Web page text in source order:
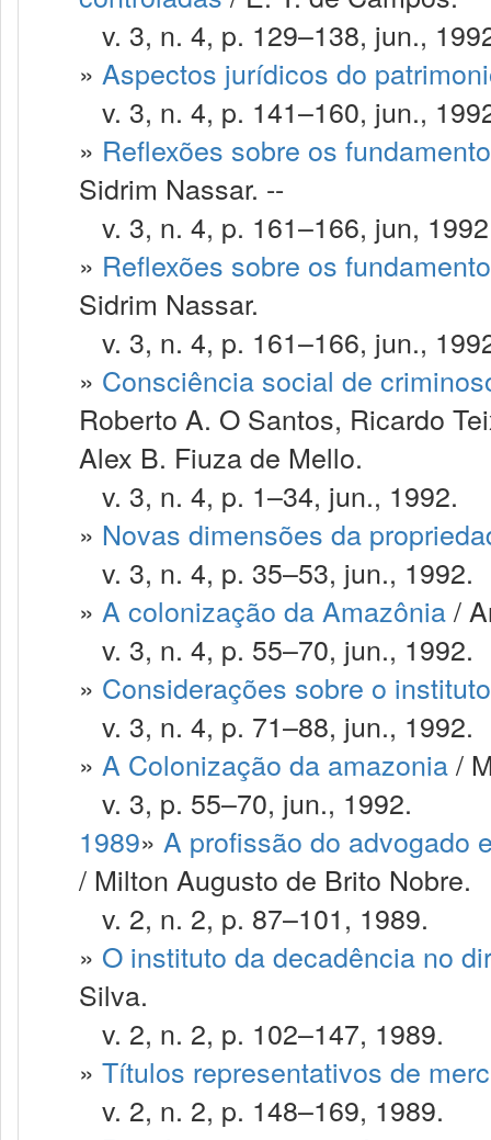
v. 3, n. 4, p. 129–138, jun.,
» Aspectos jurídicos do
v. 3, n. 4, p. 141–160, jun.,
» Reflexões sobre os
Sidrim Nassar. --
v. 3, n. 4, p. 161–166, jun,
» Reflexões sobre os
Sidrim Nassar.
v. 3, n. 4, p. 161–166, jun.,
» Consciência social de
Roberto A. O Santos, Ricardo
Alex B. Fiuza de Mello.
v. 3, n. 4, p. 1–34, jun., 1992.
» Novas dimensões da
v. 3, n. 4, p. 35–53, jun., 1992.
» A colonização da Amazônia/
v. 3, n. 4, p. 55–70, jun., 1992.
» Considerações sobre o
v. 3, n. 4, p. 71–88, jun., 1992.
» A Colonização da amazonia/
v. 3, p. 55–70, jun., 1992.
1989» A profissão do advogado
/ Milton Augusto de Brito Nobre.
v. 2, n. 2, p. 87–101, 1989.
» O instituto da decadência no
Silva.
v. 2, n. 2, p. 102–147, 1989.
» Títulos representativos de
v. 2, n. 2, p. 148–169, 1989.